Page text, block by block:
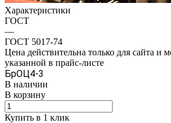
Характеристики
ГОСТ
—
ГОСТ 5017-74
Цена действительна только для сайта и
указанной в прайс-листе
БрОЦ4-3
В наличии
В корзину
Купить в 1 клик